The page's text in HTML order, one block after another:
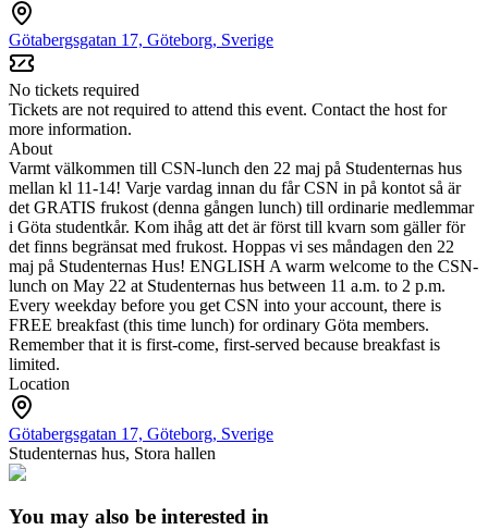
Götabergsgatan 17, Göteborg, Sverige
No tickets required
Tickets are not required to attend this event. Contact the host for
more information.
About
Varmt välkommen till CSN-lunch den 22 maj på Studenternas hus
mellan kl 11-14! Varje vardag innan du får CSN in på kontot så är
det GRATIS frukost (denna gången lunch) till ordinarie medlemmar
i Göta studentkår. Kom ihåg att det är först till kvarn som gäller för
det finns begränsat med frukost. Hoppas vi ses måndagen den 22
maj på Studenternas Hus! ENGLISH A warm welcome to the CSN-
lunch on May 22 at Studenternas hus between 11 a.m. to 2 p.m.
Every weekday before you get CSN into your account, there is
FREE breakfast (this time lunch) for ordinary Göta members.
Remember that it is first-come, first-served because breakfast is
limited.
Location
Götabergsgatan 17, Göteborg, Sverige
Studenternas hus, Stora hallen
You may also be interested in